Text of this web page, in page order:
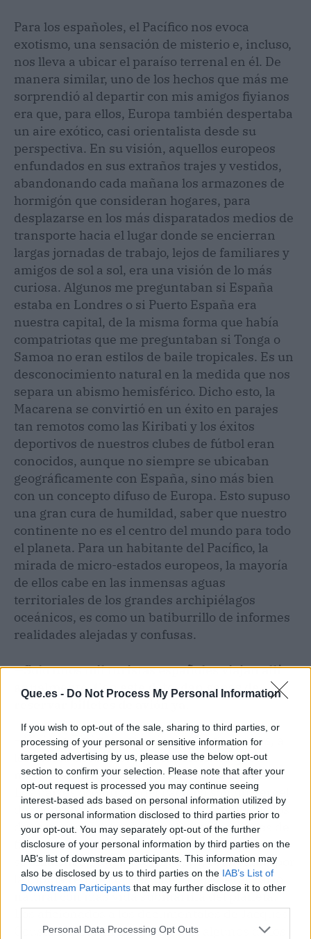
Que.es - Do Not Process My Personal Information
If you wish to opt-out of the sale, sharing to third parties, or
processing of your personal or sensitive information for
targeted advertising by us, please use the below opt-out
section to confirm your selection. Please note that after your
opt-out request is processed you may continue seeing
interest-based ads based on personal information utilized by
us or personal information disclosed to third parties prior to
your opt-out. You may separately opt-out of the further
disclosure of your personal information by third parties on the
IAB’s list of downstream participants. This information may
also be disclosed by us to third parties on the IAB’s List of
Downstream Participants that may further disclose it to other
Personal Data Processing Opt Outs
Para los españoles, el Pacífico nos evoca
exotismo, una sensación de misterio e, incluso,
nos lleva a ubicar el paraíso terrenal en él. De
manera similar, uno de los hechos que más me
sorprendió al departir con mis amigos fiyianos
era que, para ellos, Europa también despertaba
un aire exótico, casi orientalista desde su
perspectiva. En su visión, aquellos europeos
enfundados en sus extraños trajes y vestidos,
abandonando cada mañana los armazones de
hormigón que consideran hogares, para
desplazarse en los más disparatados medios de
transporte hacia el lugar donde se encierran
largas jornadas de trabajo, lejos de familiares y
amigos de sol a sol, era una visión de lo más
curiosa. Algunos me preguntaban si España
estaba en Londres o si Puerto España era
nuestra capital, de la misma forma que había
compatriotas que me preguntaban si Tonga o
Samoa no eran estilos de baile tropicales. Es un
desconocimiento natural en la medida que nos
separa un abismo hemisférico. Dicho esto, la
Macarena se convirtió en un éxito en parajes
tan remotos como las Kiribati y los éxitos
deportivos de nuestros clubes de fútbol eran
conocidos, aunque no siempre se ubicaban
geográficamente con España, sino más bien
con un concepto difuso de Europa. Esto supuso
una gran cura de humildad, saber que nuestro
continente no es el centro del mundo para todo
el planeta. Para un habitante del Pacífico, la
mirada de micro-estados europeos, la mayoría
de ellos cabe en las inmensas aguas
territoriales de los grandes archipiélagos
oceánicos, es como un batiburrillo de informes
realidades alejadas y confusas.
—Solo unos mil turistas españoles viajan allí
anualmente. Con este dato, dan ganas de
reservar billetes de avión ya.
—Viajar a Fiyi y, en términos más generales, a
los mares del Sur es una experiencia que
merece ser vivida al menos una vez en la vida.
Los países oceánicos del Pacífico son un vergel
de naturaleza, meca para los aficionados de los
deportes acuáticos. Las apalmeradas playas de
finísima arena blanca se funden en espacios
submarinos de aguas turquesas, coloreadas por
la tupida red de corales que alberga el acuario
natural con más vida submarina del planeta.
Los aficionados a los documentales de Jacques
Cousteau podrán nadar aquí en algunos de los